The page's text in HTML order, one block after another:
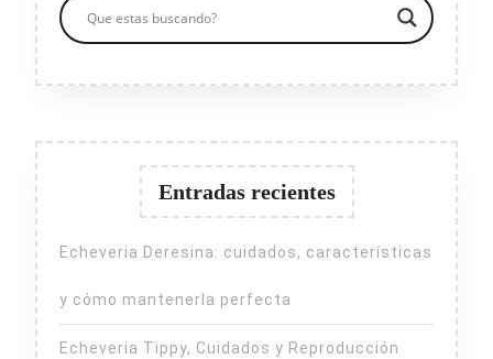
Entradas recientes
Echeveria Deresina: cuidados, características
y cómo mantenerla perfecta
Echeveria Tippy, Cuidados y Reproducción